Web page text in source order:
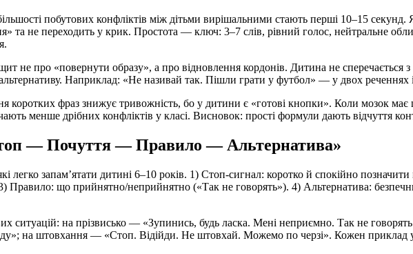
побутових конфліктів між дітьми вирішальними стають перші 10–15
та не переходить у крик. Простота — ключ: 3–7 слів, рівний голос, нейтральне
не про «повернути образу», а про відновлення кордонів. Дитина не сперечається з
Наприклад: «Не називай так. Пішли грати у футбол» — у двох реченнях
коротких фраз знижує тривожність, бо у дитини є «готові кнопки». Коли мозок
менше дрібних конфліктів у класі. Висновок: прості формули дають відчуття
— Почуття — Правило — Альтернатива»
легко запам’ятати дитині 6–10 років. 1) Стоп-сигнал: коротко й спокійно
Правило: що прийнятно/неприйнятно («Так не говорять»). 4) Альтернатива:
ситуацій: на прізвисько — «Зупинись, будь ласка. Мені неприємно. Так не
на штовхання — «Стоп. Відійди. Не штовхай. Можемо по черзі». Кожен приклад